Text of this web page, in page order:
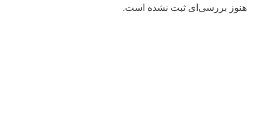
هنوز بررسی‌ای ثبت نشده است.